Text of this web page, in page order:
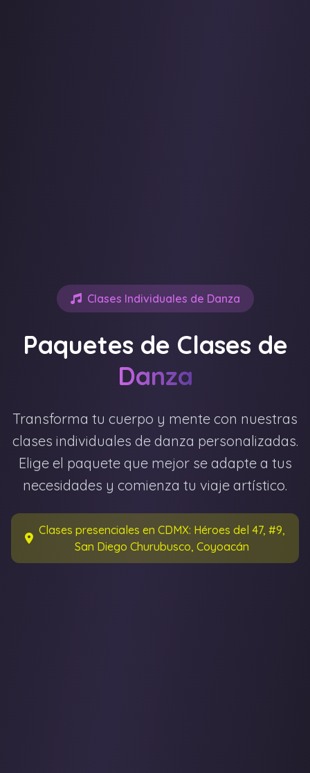
Clases Individuales de Danza
Paquetes de Clases de
Danza
Transforma tu cuerpo y mente con nuestras
clases individuales de danza personalizadas.
Elige el paquete que mejor se adapte a tus
necesidades y comienza tu viaje artístico.
Clases presenciales en CDMX: Héroes del 47, #9,
San Diego Churubusco, Coyoacán